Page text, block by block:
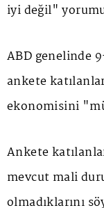
iyi değil"
ABD genelinde
ankete
ekonomisini
Ankete
mevcut mali
olmadıklarını